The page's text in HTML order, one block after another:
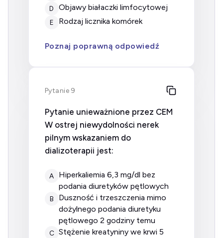
D objawy białaczki limfocytowej
E rodzaj licznika komórek
Poznaj poprawną odpowiedź
Pytanie 9
Pytanie unieważnione przez CEM
W ostrej niewydolności nerek
pilnym wskazaniem do
dializoterapii jest:
A
hiperkaliemia 6,3 mg/dl bez
podania diuretyków pętlowych
B
duszność i trzeszczenia mimo
dożylnego podania diuretyku
pętlowego 2 godziny temu
C stężenie kreatyniny we krwi 5